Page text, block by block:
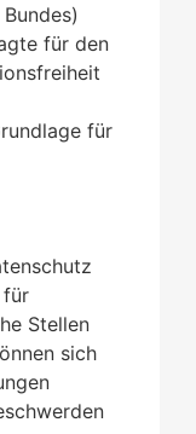
für den
für
für
Stellen
sich